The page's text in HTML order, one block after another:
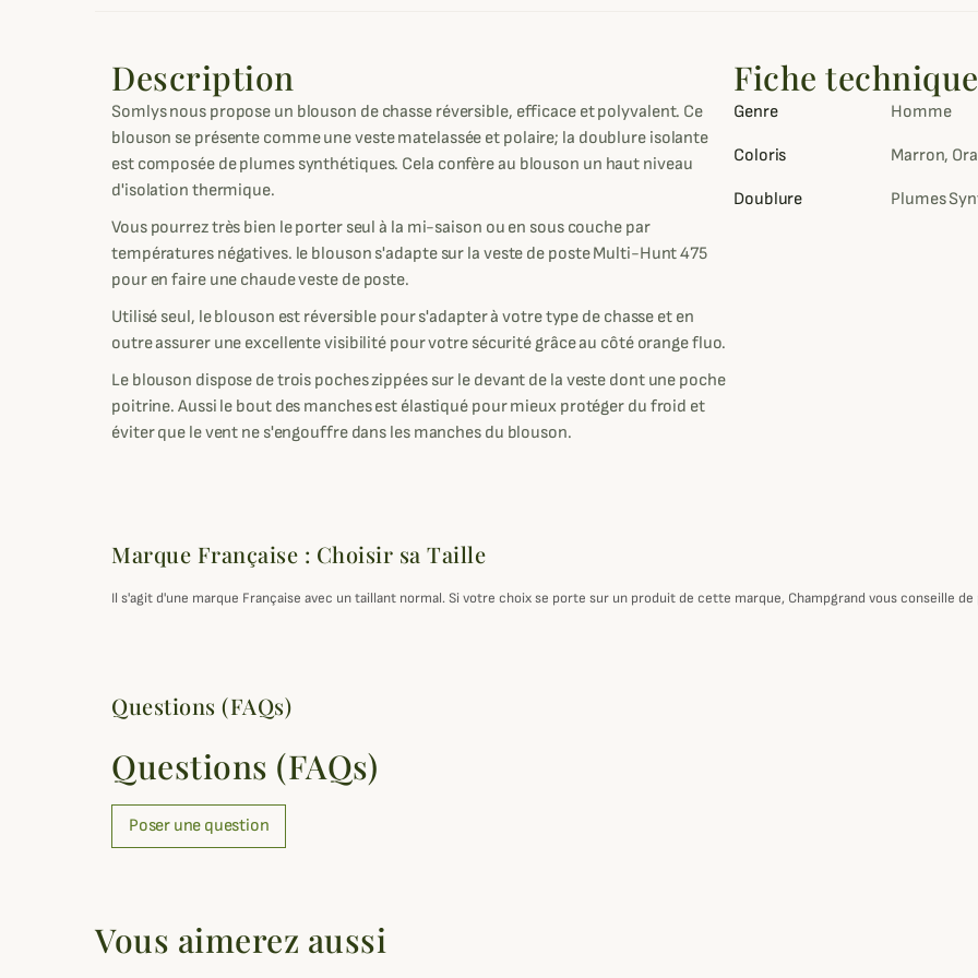
Description
Somlys nous propose un blouson de chasse réversible, efficace et polyvalent. Ce
blouson se présente comme une veste matelassée et polaire; la doublure isolante
est composée de plumes synthétiques. Cela confère au blouson un haut niveau
d'isolation thermique.
Vous pourrez très bien le porter seul à la mi-saison ou en sous couche par
températures négatives. le blouson s'adapte sur la veste de poste Multi-Hunt 475
pour en faire une chaude veste de poste.
Utilisé seul, le blouson est réversible pour s'adapter à votre type de chasse et en
outre assurer une excellente visibilité pour votre sécurité grâce au côté orange fluo.
Le blouson dispose de trois poches zippées sur le devant de la veste dont une poche
poitrine. Aussi le bout des manches est élastiqué pour mieux protéger du froid et
éviter que le vent ne s'engouffre dans les manches du blouson.
Fiche technique
Genre Homme
Coloris Marron,
Doublure Plumes
Marque Française : Choisir sa Taille
Il s'agit d'une marque Française avec un taillant normal. Si votre choix se porte sur un produit de cette marque, Champgrand vous conseille
Questions (FAQs)
Questions (FAQs)
Poser une question
Vous aimerez aussi